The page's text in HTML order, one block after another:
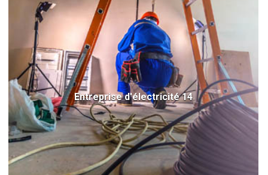
Entreprise d'électricité 14